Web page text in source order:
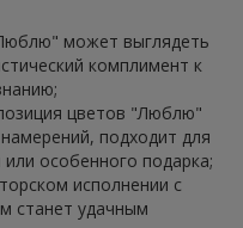
может выглядеть
комплимент к
цветов "Люблю"
подходит для
особенного подарка;
исполнении с
станет удачным